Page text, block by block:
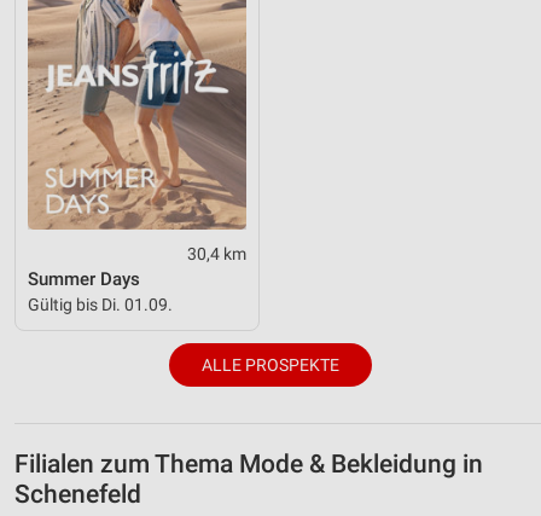
30,4 km
Summer Days
Gültig bis Di. 01.09.
ALLE PROSPEKTE
Filialen zum Thema Mode & Bekleidung in
Schenefeld